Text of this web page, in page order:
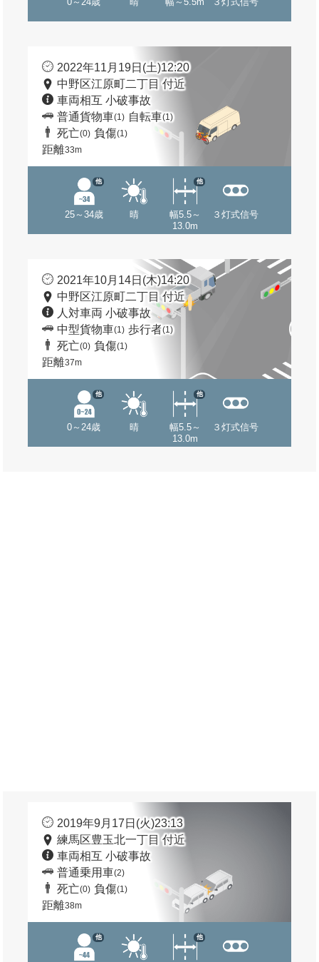
2022年11月19日(土)12:20
中野区江原町二丁目 付近
車両相互 小破事故
普通貨物車(1) 自転車(1)
死亡(0) 負傷(1)
距離33m
25～34歳
他
晴
幅5.5～
13.0m
他
３灯式信号
2021年10月14日(木)14:20
中野区江原町二丁目 付近
人対車両 小破事故
中型貨物車(1) 歩行者(1)
死亡(0) 負傷(1)
距離37m
0～24歳
他
晴
幅5.5～
13.0m
他
３灯式信号
2019年9月17日(火)23:13
練馬区豊玉北一丁目 付近
車両相互 小破事故
普通乗用車(2)
死亡(0) 負傷(1)
距離38m
他 他